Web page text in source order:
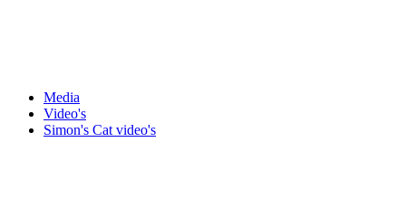
Media
Video's
Simon's Cat video's